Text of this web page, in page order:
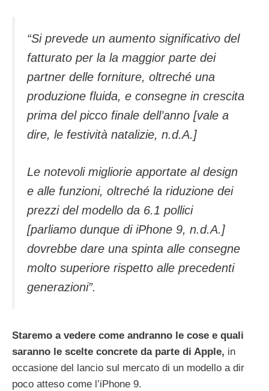
“Si prevede un aumento significativo del
fatturato per la la maggior parte dei
partner delle forniture, oltreché una
produzione fluida, e consegne in crescita
prima del picco finale dell’anno [vale a
dire, le festività natalizie, n.d.A.]
Le notevoli migliorie apportate al design
e alle funzioni, oltreché la riduzione dei
prezzi del modello da 6.1 pollici
[parliamo dunque di iPhone 9, n.d.A.]
dovrebbe dare una spinta alle consegne
molto superiore rispetto alle precedenti
generazioni”.
Staremo a vedere come andranno le cose e quali
saranno le scelte concrete da parte di Apple, in
occasione del lancio sul mercato di un modello a dir
poco atteso come l’iPhone 9.